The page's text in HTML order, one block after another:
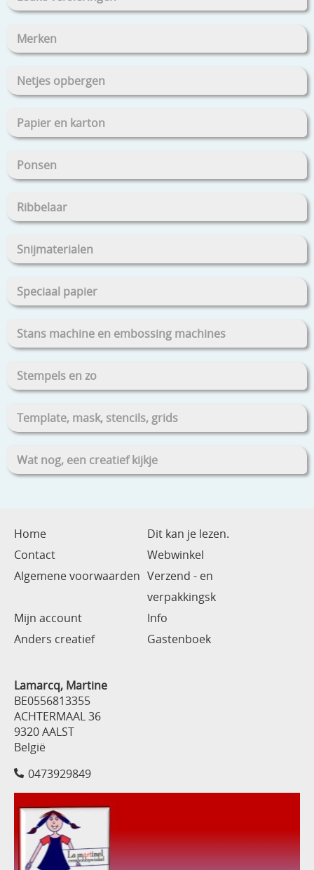
Merken
Netjes opbergen
Papier en karton
Ponsen
Ribbelaar
Snijmaterialen
Speciaal papier
Stans machine en embossing machines
Stempels en zo
Template, mask, stencils, grids
Wat nog, een creatief kijkje
Home
Dit kan je lezen.
Contact
Webwinkel
Algemene voorwaarden Verzend - en
verpakkingsk
Mijn account
Info
Anders creatief
Gastenboek
Lamarcq, Martine
BE0556813355
ACHTERMAAL 36
9320 AALST
België
0473929849